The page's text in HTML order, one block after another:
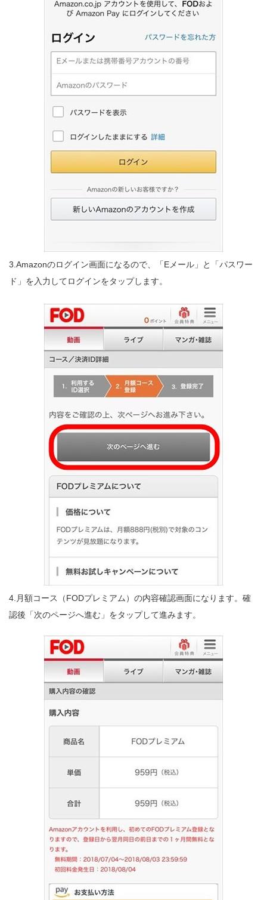
3.Amazonのログイン画面になるので、「Eメール」と「パスワー
ド」を入力してログインをタップします。
4.月額コース（FODプレミアム）の内容確認画面になります。確
認後「次のページへ進む」をタップして進みます。